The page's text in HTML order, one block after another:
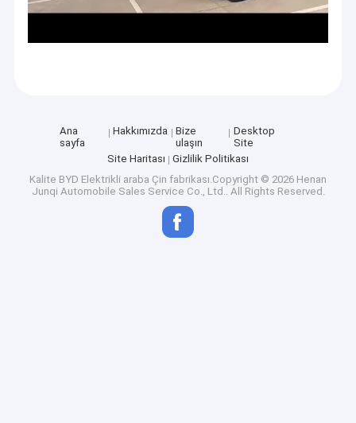
Ana
sayfa
Hakkımızda
Bize
ulaşın
Desktop
Site
Site Haritası
Gizlilik Politikası
Kalite BYD Elektrikli araba Çin fabrikası.Copyright © 2026 Henan
Junqi Automobile Sales Service Co., Ltd.. All Rights Reserved.